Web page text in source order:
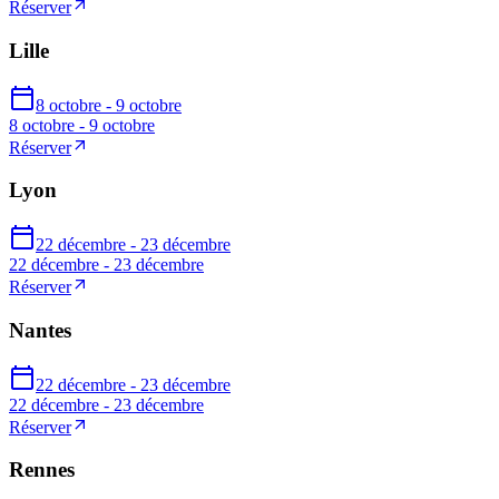
Réserver
Lille
8 octobre - 9 octobre
8 octobre - 9 octobre
Réserver
Lyon
22 décembre - 23 décembre
22 décembre - 23 décembre
Réserver
Nantes
22 décembre - 23 décembre
22 décembre - 23 décembre
Réserver
Rennes